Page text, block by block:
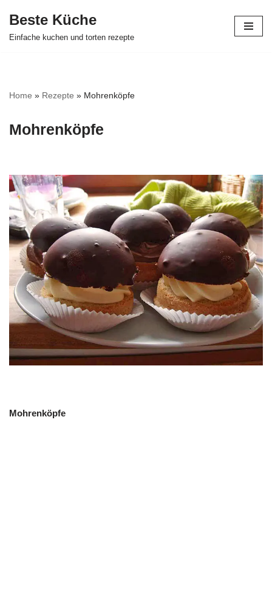
Zum
Beste Küche
Einfache kuchen und torten rezepte
Home » Rezepte » Mohrenköpfe
Mohrenköpfe
Mohrenköpfe